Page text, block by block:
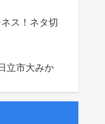
ス！ネタ切
立市大みか